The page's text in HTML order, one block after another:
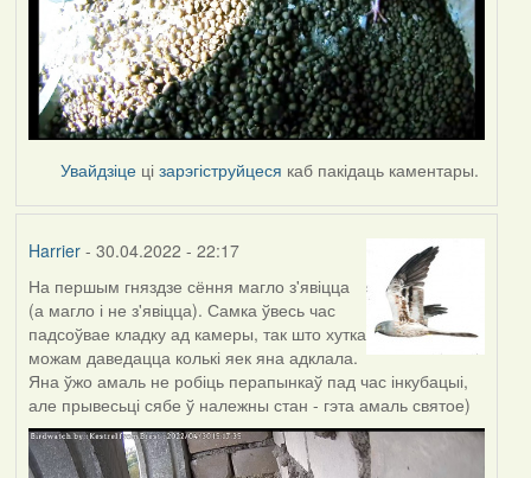
Увайдзіце цізарэгіструйцеся каб пакідаць каментары.
Harrier- 30.04.2022 - 22:17
На першым гняздзе сёння магло з'явіцца
(а магло і не з'явіцца). Самка ўвесь час
падсоўвае кладку ад камеры, так што хутка
можам даведацца колькі яек яна адклала.
Яна ўжо амаль не робіць перапынкаў пад час інкубацыі,
але прывесьці сябе ў належны стан - гэта амаль святое)